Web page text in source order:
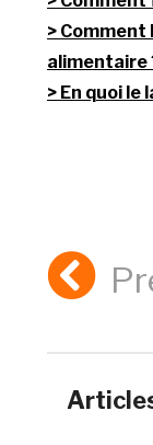
alimentaire
En quoi